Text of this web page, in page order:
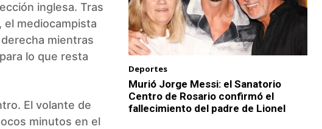
inglesa. Tras
mediocampista
mientras
lo que resta
El volante de
minutos en el
Deportes
Murió Jorge Messi: el Sanatorio
Centro de Rosario confirmó el
fallecimiento del padre de Lionel